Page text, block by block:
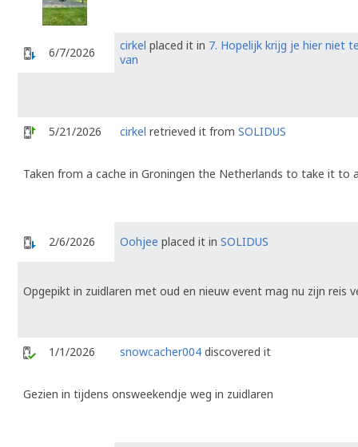
6/7/2026 cirkel placed it in 7. Hopelijk krijg je hier niet
van
5/21/2026 cirkel retrieved it from SOLIDUS
Taken from a cache in Groningen the Netherlands to take it to
2/6/2026 Oohjee placed it in SOLIDUS
Opgepikt in zuidlaren met oud en nieuw event mag nu zijn reis
1/1/2026 snowcacher004 discovered it
Gezien in tijdens onsweekendje weg in zuidlaren